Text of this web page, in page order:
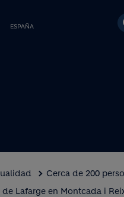
Pasar al
ESPAÑA
Cerca de 200
Lafarge en Montcada i